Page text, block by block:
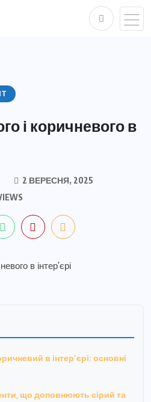
і коричневого в
2 ВЕРЕСНЯ, 2025
в інтер’єрі: основні
що доповнюють сірий та